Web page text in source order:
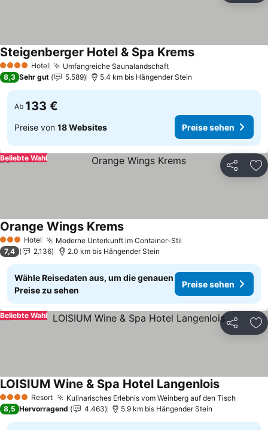
4 Sterne Hotel Umfangreiche SaunalandschaftPreise sehen
Steigenberger Hotel & Spa KremsPreise sehen
8,3 Sehr gut 5.589 5.4 km bis Hängender Stein
Ab 133 €
Preise von 18 Websites Preise sehen
Teilen
Beliebte Wahl
3 SterneHotel Moderne Unterkunft im Container-Stil
Orange Wings KremsPreise sehen
7,4 2.136 2.0 km bis Hängender Stein
Wähle Reisedaten aus, um die genauen
Preise zu sehen
Preise sehen
Teilen
Beliebte Wahl
4 Sterne Resort Kulinarisches Erlebnis vom Weinberg auf den TischPreise
LOISIUM Wine & Spa Hotel LangenloisPreise
8,5 Hervorragend 4.463 5.9 km bis Hängender Stein